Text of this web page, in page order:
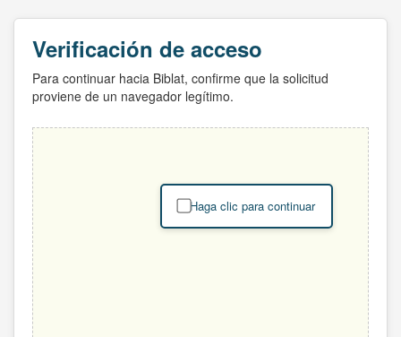
Verificación de acceso
Para continuar hacia Biblat, confirme que la solicitud
proviene de un navegador legítimo.
Haga clic para continuar